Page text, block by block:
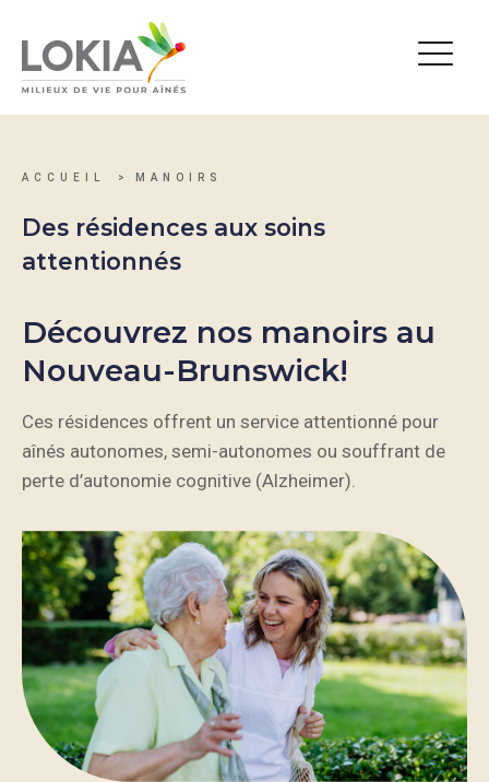
ACCUEIL MANOIRS
Des résidences aux soins
attentionnés
Découvrez nos manoirs au
Nouveau-Brunswick!
Ces résidences offrent un service attentionné pour
aînés autonomes, semi-autonomes ou souffrant de
perte d’autonomie cognitive (Alzheimer).